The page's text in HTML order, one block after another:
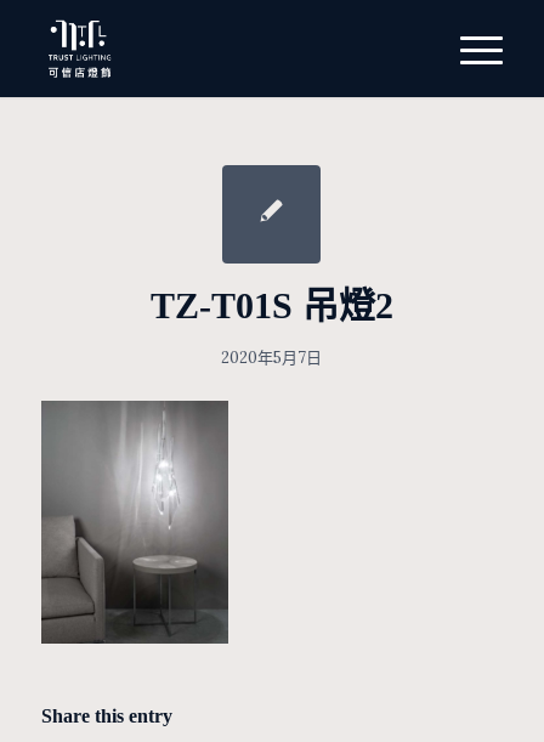
TZ-T01S 吊燈2
2020年5月7日
Share this entry